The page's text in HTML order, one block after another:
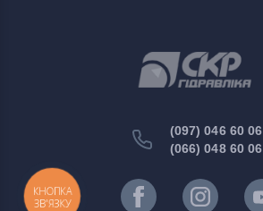
(097) 046 60 06
(066) 048 60 06
КНОПКА
ЗВ'ЯЗКУ